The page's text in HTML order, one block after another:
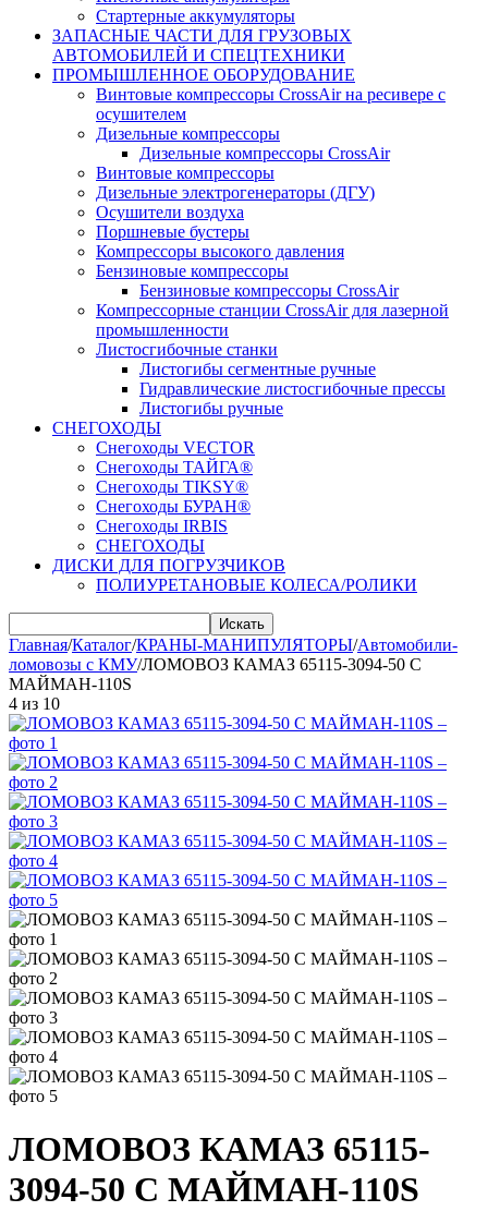
Стартерные аккумуляторы
ЗАПАСНЫЕ ЧАСТИ ДЛЯ ГРУЗОВЫХ
АВТОМОБИЛЕЙ И СПЕЦТЕХНИКИ
ПРОМЫШЛЕННОЕ ОБОРУДОВАНИЕ
Винтовые компрессоры CrossAir на ресивере с
осушителем
Дизельные компрессоры
Дизельные компрессоры CrossAir
Винтовые компрессоры
Дизельные электрогенераторы (ДГУ)
Осушители воздуха
Поршневые бустеры
Компрессоры высокого давления
Бензиновые компрессоры
Бензиновые компрессоры CrossAir
Компрессорные станции CrossAir для лазерной
промышленности
Листосгибочные станки
Листогибы сегментные ручные
Гидравлические листосгибочные прессы
Листогибы ручные
СНЕГОХОДЫ
Снегоходы VECTOR
Снегоходы ТАЙГА®
Снегоходы TIKSY®
Снегоходы БУРАН®
Снегоходы IRBIS
СНЕГОХОДЫ
ДИСКИ ДЛЯ ПОГРУЗЧИКОВ
ПОЛИУРЕТАНОВЫЕ КОЛЕСА/РОЛИКИ
Искать
Главная/Каталог/КРАНЫ-МАНИПУЛЯТОРЫ/Автомобили-
ломовозы с КМУ/ЛОМОВОЗ КАМАЗ 65115-3094-50 С
МАЙМАН-110S
4 из 10
ЛОМОВОЗ КАМАЗ 65115-
3094-50 С МАЙМАН-110S